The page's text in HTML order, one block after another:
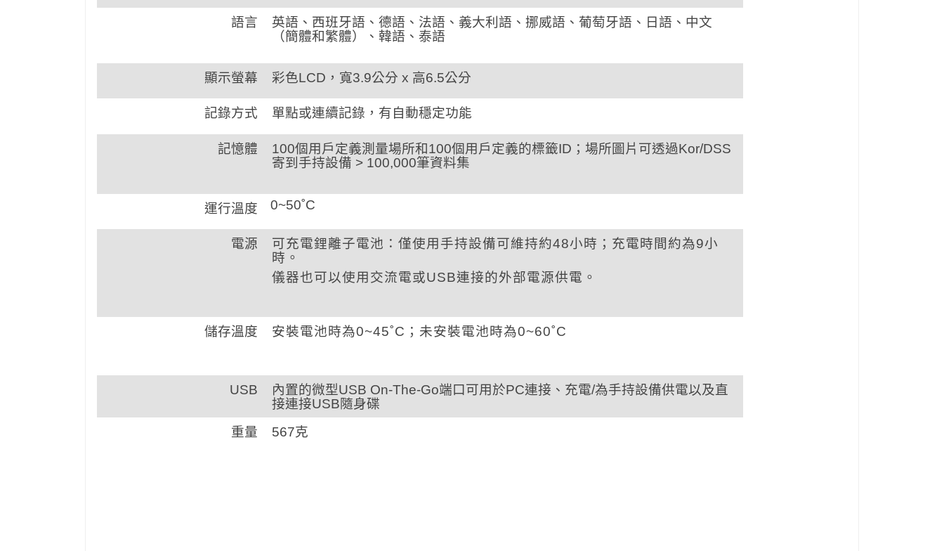
語言
英語、西班牙語、德語、法語、義大利語、挪威語、葡萄牙語、日語、中文
（簡體和繁體）、韓語、泰語
顯示螢幕 彩色LCD，寬3.9公分 x 高6.5公分
記錄方式 單點或連續記錄，有自動穩定功能
記憶體
100個用戶定義測量場所和100個用戶定義的標籤ID；場所圖片可透過Kor/DSS
寄到手持設備 > 100,000筆資料集
運行溫度 0~50˚C
電源
可充電鋰離子電池：僅使用手持設備可維持約48小時；充電時間約為9小
時。
儀器也可以使用交流電或USB連接的外部電源供電。
儲存溫度 安裝電池時為0~45˚C；未安裝電池時為0~60˚C
USB
內置的微型USB On-The-Go端口可用於PC連接、充電/為手持設備供電以及直
接連接USB隨身碟
重量
567克